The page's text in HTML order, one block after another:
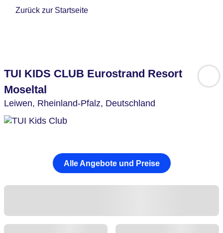
Zurück zur Startseite
TUI KIDS CLUB Eurostrand Resort
Moseltal
Leiwen, Rheinland-Pfalz, Deutschland
Alle Angebote und Preise